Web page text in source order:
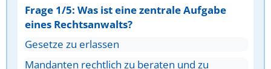
Frage 1/5: Was ist eine zentrale Aufgabe
eines Rechtsanwalts?
Gesetze zu erlassen
Mandanten rechtlich zu beraten und zu